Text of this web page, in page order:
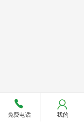
免费电话 我的